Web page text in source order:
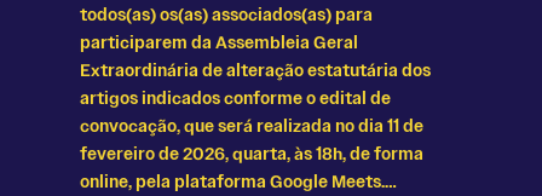
todos(as) os(as) associados(as) para
participarem da Assembleia Geral
Extraordinária de alteração estatutária dos
artigos indicados conforme o edital de
convocação, que será realizada no dia 11 de
fevereiro de 2026, quarta, às 18h, de forma
online, pela plataforma Google Meets.…